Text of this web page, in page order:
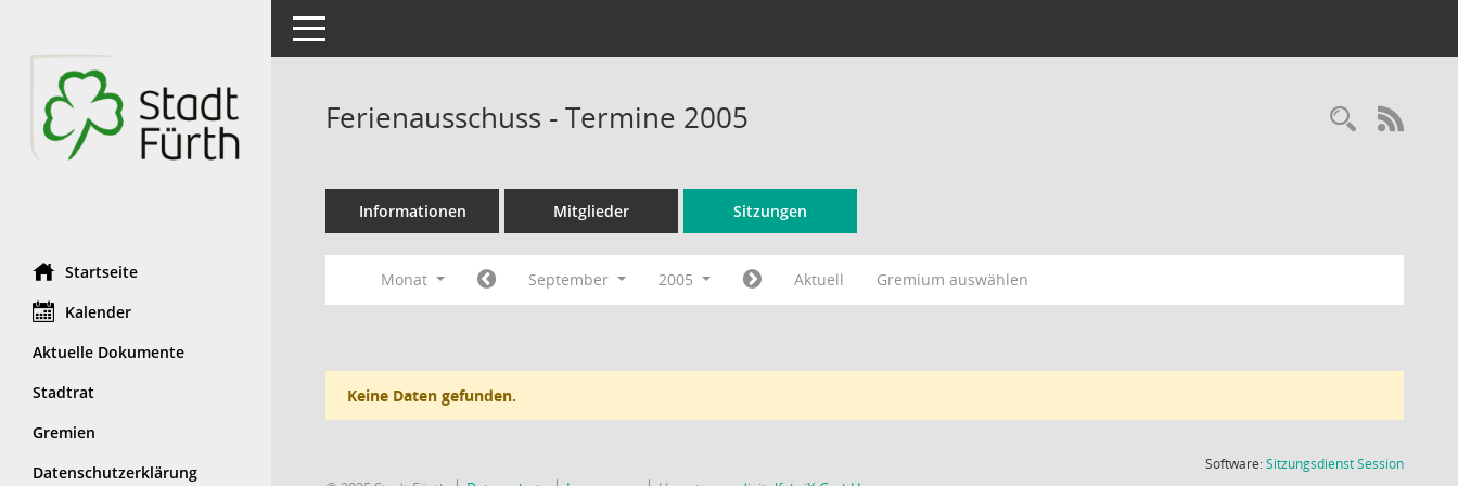
Startseite
Kalender
Aktuelle Dokumente
Stadtrat
Gremien
Datenschutzerklärung
Toggle navigation
Ferienausschuss - Termine 2005
Informationen Mitglieder Sitzungen
Monat September 2005 Aktuell Gremium auswählen
Keine Daten gefunden.
Software:SitzungsdienstSession(Wird in